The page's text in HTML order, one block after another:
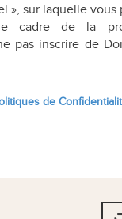
», sur laquelle
cadre de la
pas inscrire de
de